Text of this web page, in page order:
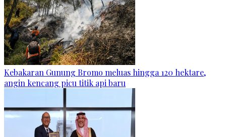
Kebakaran Gunung Bromo meluas hingga 120 hektare,
angin kencang picu titik api baru